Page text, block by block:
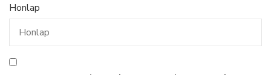
Honlap